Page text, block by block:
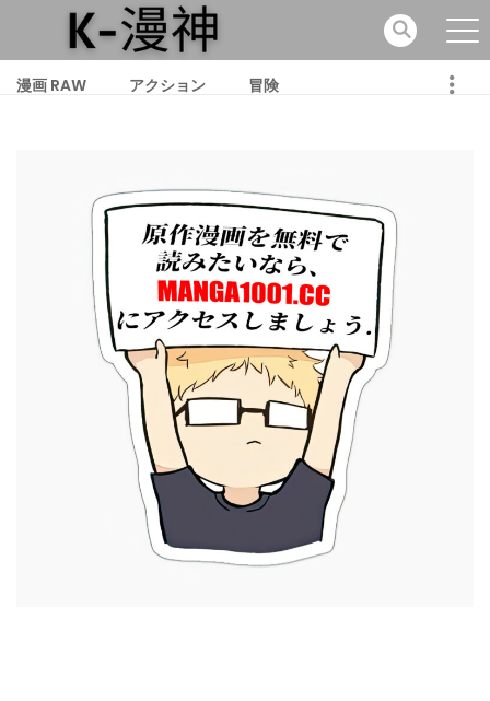
漫画 RAW アクション 冒険